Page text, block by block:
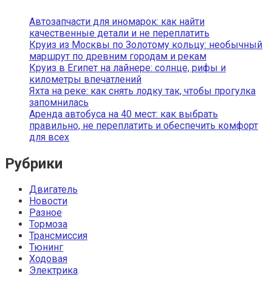
Автозапчасти для иномарок: как найти
качественные детали и не переплатить
Круиз из Москвы по Золотому кольцу: необычный
маршрут по древним городам и рекам
Круиз в Египет на лайнере: солнце, рифы и
километры впечатлений
Яхта на реке: как снять лодку так, чтобы прогулка
запомнилась
Аренда автобуса на 40 мест: как выбрать
правильно, не переплатить и обеспечить комфорт
для всех
Рубрики
Двигатель
Новости
Разное
Тормоза
Трансмиссия
Тюнинг
Ходовая
Электрика